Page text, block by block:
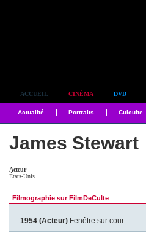
ACCUEIL CINÉMA DVD
Actualité Portraits Culculte
James Stewart
Acteur
États-Unis
Filmographie sur FilmDeCulte
1954 (Acteur) Fenêtre sur cour